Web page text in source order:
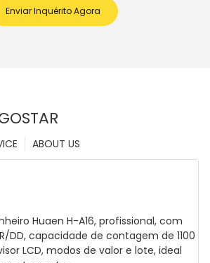
Enviar Inquérito Agora
ABOUT US